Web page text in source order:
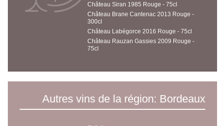
Château Siran 1985 Rouge - 75cl
Château Brane Cantenac 2013 Rouge -
300cl
Château Labégorce 2016 Rouge - 75cl
Château Rauzan Gassies 2009 Rouge -
75cl
Autres vins de la région: Bordeaux